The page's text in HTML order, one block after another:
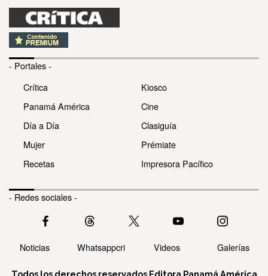
- Portales -
Crítica
Panamá América
Día a Día
Mujer
Recetas
Kiosco
Cine
Clasiguía
Prémiate
Impresora Pacífico
- Redes sociales -
Noticias Whatsappcri Videos Galerías
Todos los derechos reservados Editora Panamá América